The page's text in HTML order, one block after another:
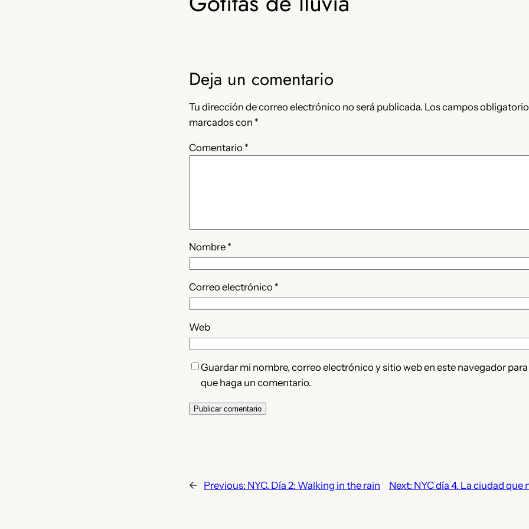
Deja un comentario
Tu dirección de correo electrónico no será publicada. Los campos
marcados con *
Comentario *
Nombre *
Correo electrónico *
Web
Guardar mi nombre, correo electrónico y sitio web en este navegador
que haga un comentario.
← Previous: NYC. Día 2: Walking in the rain Next: NYC día 4. La ciudad que